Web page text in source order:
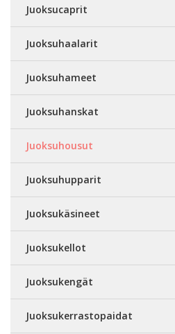
Juoksucaprit
Juoksuhaalarit
Juoksuhameet
Juoksuhanskat
Juoksuhousut
Juoksuhupparit
Juoksukäsineet
Juoksukellot
Juoksukengät
Juoksukerrastopaidat